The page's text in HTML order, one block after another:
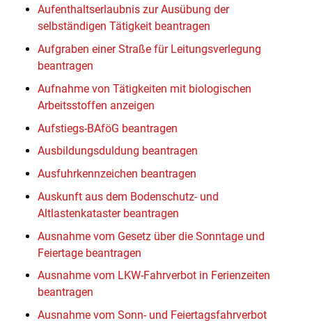
Aufenthaltserlaubnis zur Ausübung der
selbständigen Tätigkeit beantragen
Aufgraben einer Straße für Leitungsverlegung
beantragen
Aufnahme von Tätigkeiten mit biologischen
Arbeitsstoffen anzeigen
Aufstiegs-BAföG beantragen
Ausbildungsduldung beantragen
Ausfuhrkennzeichen beantragen
Auskunft aus dem Bodenschutz- und
Altlastenkataster beantragen
Ausnahme vom Gesetz über die Sonntage und
Feiertage beantragen
Ausnahme vom LKW-Fahrverbot in Ferienzeiten
beantragen
Ausnahme vom Sonn- und Feiertagsfahrverbot